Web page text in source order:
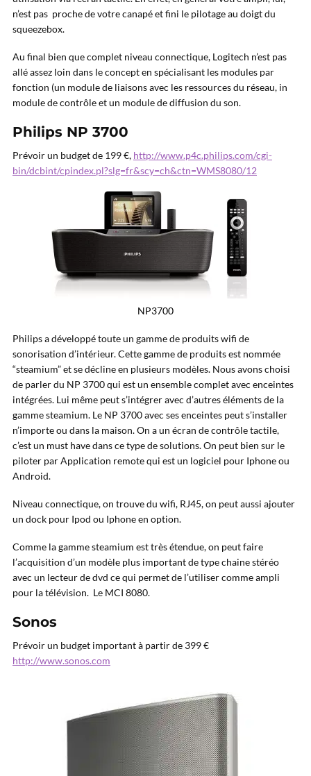
n’est pas proche de votre canapé et fini le pilotage au doigt du
squeezebox.
Au final bien que complet niveau connectique, Logitech n’est pas
allé assez loin dans le concept en spécialisant les modules par
fonction (un module de liaisons avec les ressources du réseau, in
module de contrôle et un module de diffusion du son.
Philips NP 3700
Prévoir un budget de 199 €, http://www.p4c.philips.com/cgi-
bin/dcbint/cpindex.pl?slg=fr&scy=ch&ctn=WMS8080/12
NP3700
Philips a développé toute un gamme de produits wifi de
sonorisation d’intérieur. Cette gamme de produits est nommée
“steamium” et se décline en plusieurs modèles. Nous avons choisi
de parler du NP 3700 qui est un ensemble complet avec enceintes
intégrées. Lui même peut s’intégrer avec d’autres éléments de la
gamme steamium. Le NP 3700 avec ses enceintes peut s’installer
n’importe ou dans la maison. On a un écran de contrôle tactile,
c’est un must have dans ce type de solutions. On peut bien sur le
piloter par Application remote qui est un logiciel pour Iphone ou
Android.
Niveau connectique, on trouve du wifi, RJ45, on peut aussi ajouter
un dock pour Ipod ou Iphone en option.
Comme la gamme steamium est très étendue, on peut faire
l’acquisition d’un modèle plus important de type chaine stéréo
avec un lecteur de dvd ce qui permet de l’utiliser comme ampli
pour la télévision. Le MCI 8080.
Sonos
Prévoir un budget important à partir de 399 €
http://www.sonos.com